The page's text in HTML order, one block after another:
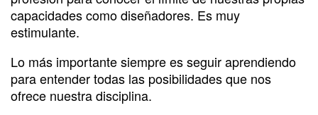
capacidades como diseñadores. Es muy
estimulante.
Lo más importante siempre es seguir aprendiendo
para entender todas las posibilidades que nos
ofrece nuestra disciplina.